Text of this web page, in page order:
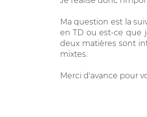
Ma question est la
en TD ou est-ce que
deux matières sont
mixtes.
Merci d'avance pour